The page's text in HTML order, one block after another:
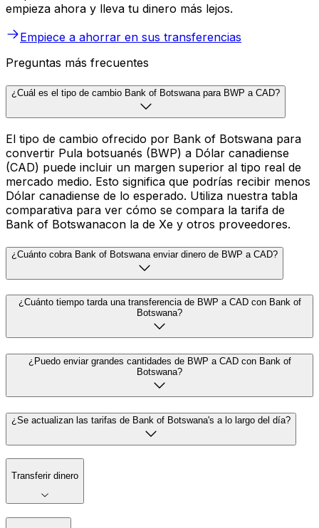
empieza ahora y lleva tu dinero más lejos.
Empiece a ahorrar en sus transferencias
Preguntas más frecuentes
¿Cuál es el tipo de cambio Bank of Botswana para BWP a CAD?
El tipo de cambio ofrecido por Bank of Botswana para
convertir Pula botsuanés (BWP) a Dólar canadiense
(CAD) puede incluir un margen superior al tipo real de
mercado medio. Esto significa que podrías recibir menos
Dólar canadiense de lo esperado. Utiliza nuestra tabla
comparativa para ver cómo se compara la tarifa de
Bank of Botswanacon la de Xe y otros proveedores.
¿Cuánto cobra Bank of Botswana enviar dinero de BWP a CAD?
¿Cuánto tiempo tarda una transferencia de BWP a CAD con Bank of
Botswana?
¿Puedo enviar grandes cantidades de BWP a CAD con Bank of
Botswana?
¿Se actualizan las tarifas de Bank of Botswana's a lo largo del día?
Transferir dinero